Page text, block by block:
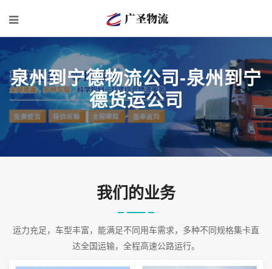
泉州到宁德物流公司-泉州到宁
德货运公司
我们的业务
运力充足，车型丰富，能满足不同用车需求，多种不同规格集卡直
达全国运输，全程高速公路运行。